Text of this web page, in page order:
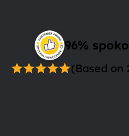
96%
(Based on